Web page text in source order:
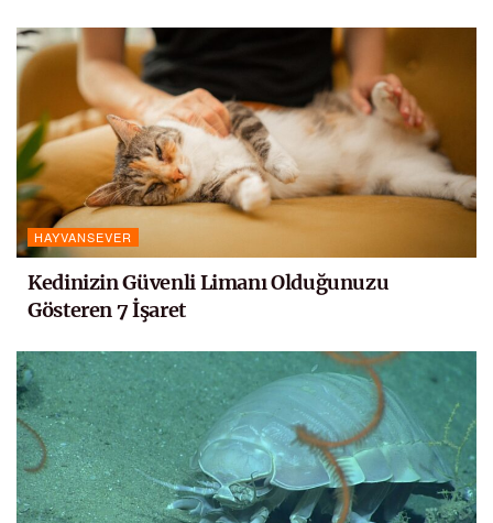
HAYVANSEVER
Kedinizin Güvenli Limanı Olduğunuzu
Gösteren 7 İşaret